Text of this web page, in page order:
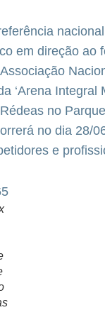
em direção ao
‘Arena Integral
no
no dia 28/
e